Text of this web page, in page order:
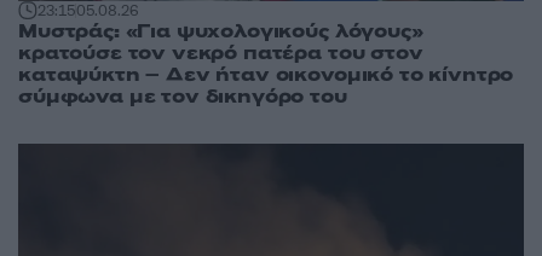
23:1505.08.26
Μυστράς: «Για ψυχολογικούς λόγους»
κρατούσε τον νεκρό πατέρα του στον
καταψύκτη – Δεν ήταν οικονομικό το κίνητρο
σύμφωνα με τον δικηγόρο του